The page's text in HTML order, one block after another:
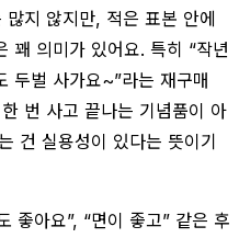
지 않지만, 적은 표본 안에
꽤 의미가 있어요. 특히 “작년
두벌 사가요~”라는 재구매
번 사고 끝나는 기념품이 아
건 실용성이 있다는 뜻이기
좋아요”, “면이 좋고” 같은 후